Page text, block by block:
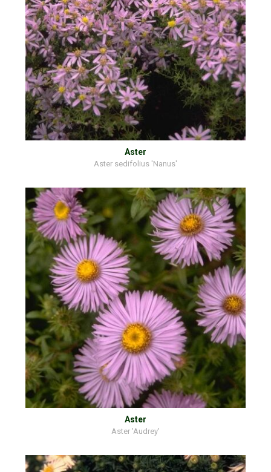
Aster
Aster sedifolius 'Nanus'
Aster
Aster 'Audrey'